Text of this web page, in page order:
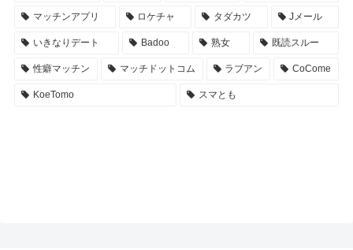
マッチンアプリ ロケチャ タダカツ Jメール
いきなりデート Badoo 熟女 既読スルー
性癖マッチン マッチドットコム ラブアン CoCome
KoeTomo スマとも